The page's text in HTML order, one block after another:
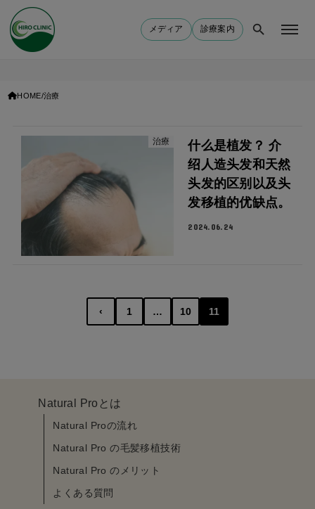
メディア 診療案内
HOME 治療
治療
什么是植发？ 介
绍人造头发和天然
头发的区别以及头
发移植的优缺点。
2024.06.24
Posts
pagination
‹ 1 … 10 11
Natural Proとは
Natural Proの流れ
Natural Pro の毛髪移植技術
Natural Pro のメリット
よくある質問